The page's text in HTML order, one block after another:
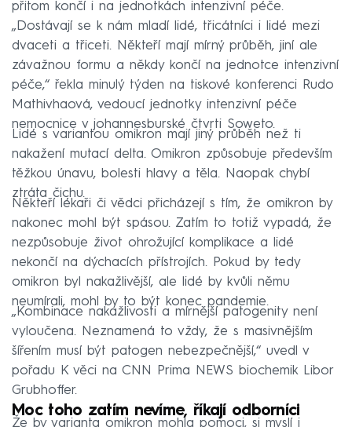
přitom končí i na jednotkách intenzivní péče.
„Dostávají se k nám mladí lidé, třicátníci i lidé mezi
dvaceti a třiceti. Někteří mají mírný průběh, jiní ale
závažnou formu a někdy končí na jednotce intenzivní
péče,“ řekla minulý týden na tiskové konferenci Rudo
Mathivhaová, vedoucí jednotky intenzivní péče
nemocnice v johannesburské čtvrti Soweto.
Lidé s variantou omikron mají jiný průběh než ti
nakažení mutací delta. Omikron způsobuje především
těžkou únavu, bolesti hlavy a těla. Naopak chybí
ztráta čichu.
Někteří lékaři či vědci přicházejí s tím, že omikron by
nakonec mohl být spásou. Zatím to totiž vypadá, že
nezpůsobuje život ohrožující komplikace a lidé
nekončí na dýchacích přístrojích. Pokud by tedy
omikron byl nakažlivější, ale lidé by kvůli němu
neumírali, mohl by to být konec pandemie.
„Kombinace nakažlivosti a mírnější patogenity není
vyloučena. Neznamená to vždy, že s masivnějším
šířením musí být patogen nebezpečnější,“ uvedl v
pořadu K věci na CNN Prima NEWS biochemik Libor
Grubhoffer.
Moc toho zatím nevíme, říkají odborníci
Že by varianta omikron mohla pomoci, si myslí i